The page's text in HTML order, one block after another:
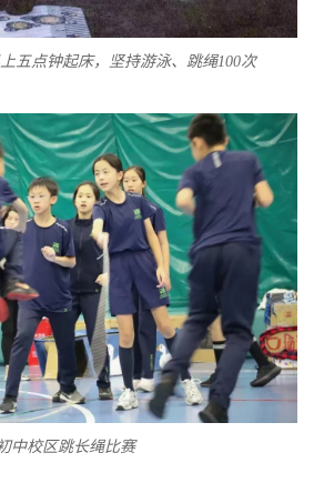
五点钟起床，坚持游泳、跳绳100次
中校区跳长绳比赛